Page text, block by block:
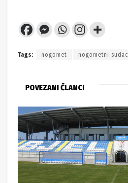
Tags: nogomet nogometni sudac
POVEZANI ČLANCI